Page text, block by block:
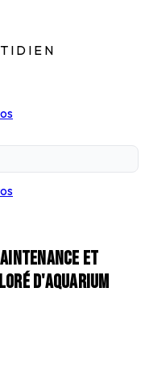
et
d'aquarium